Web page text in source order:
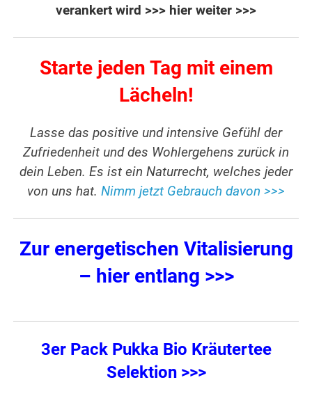
verankert wird >>> hier weiter >>>
Starte jeden Tag mit einem
Lächeln!
Lasse das positive und intensive Gefühl der
Zufriedenheit und des Wohlergehens zurück in
dein Leben. Es ist ein Naturrecht, welches jeder
von uns hat. Nimm jetzt Gebrauch davon >>>
Zur energetischen Vitalisierung
– hier entlang >>>
3er Pack Pukka Bio Kräutertee
Selektion >>>